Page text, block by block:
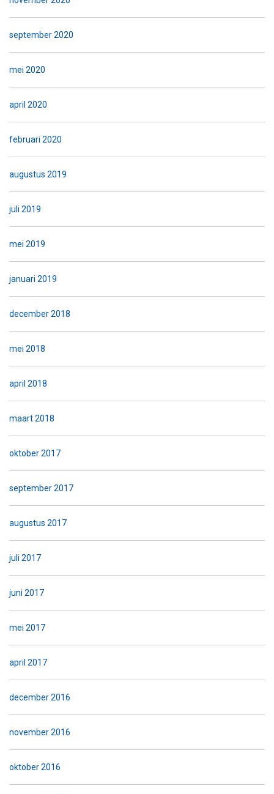
september 2020
mei 2020
april 2020
februari 2020
augustus 2019
juli 2019
mei 2019
januari 2019
december 2018
mei 2018
april 2018
maart 2018
oktober 2017
september 2017
augustus 2017
juli 2017
juni 2017
mei 2017
april 2017
december 2016
november 2016
oktober 2016